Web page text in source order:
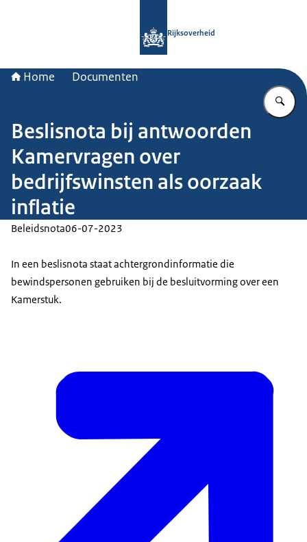
Rijksoverheid
Home Documenten
Beslisnota bij antwoorden
Kamervragen over
bedrijfswinsten als oorzaak
inflatie
Beleidsnota06-07-2023
In een beslisnota staat achtergrondinformatie die
bewindspersonen gebruiken bij de besluitvorming over een
Kamerstuk.